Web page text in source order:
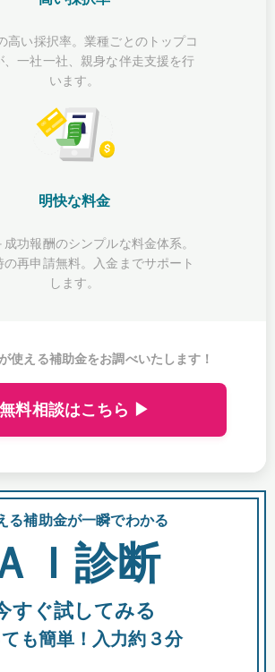
高い採択率。業種ごとのトップコ
、一社一社、親身な伴走支援を行
います。
明快な料金
成功報酬のシンプルな料金体系。
の再申請無料。入金までサポート
します。
使える補助金をお調べいたします！
無料相談はこちら ▶
る補助金が一瞬でわかる
Ｉ診断
すぐ試してみる
ても簡単！入力約３分